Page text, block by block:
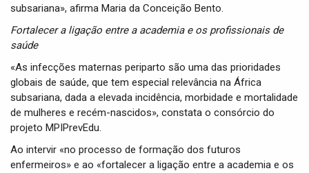
subsariana», afirma Maria da Conceição Bento.
Fortalecer a ligação entre a academia e os profissionais de
saúde
«As infecções maternas periparto são uma das prioridades
globais de saúde, que tem especial relevância na África
subsariana, dada a elevada incidência, morbidade e mortalidade
de mulheres e recém-nascidos», constata o consórcio do
projeto MPIPrevEdu.
Ao intervir «no processo de formação dos futuros
enfermeiros» e ao «fortalecer a ligação entre a academia e os